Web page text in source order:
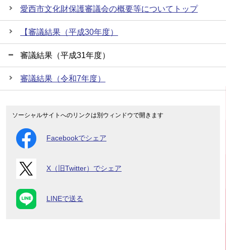
愛西市文化財保護審議会の概要等についてトップ
【審議結果（平成30年度）
審議結果（平成31年度）
審議結果（令和7年度）
ソーシャルサイトへのリンクは別ウィンドウで開きます
Facebookでシェア
X（旧Twitter）でシェア
LINEで送る